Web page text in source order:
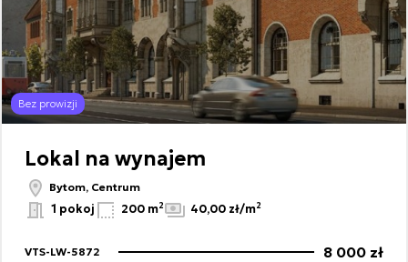
Bez prowizji
Lokal na wynajem
Bytom, Centrum
1 pokoj 200 m2 40,00 zł/m2
VTS-LW-5872 8 000 zł